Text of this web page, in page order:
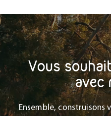
Vous
avec
Ensemble,